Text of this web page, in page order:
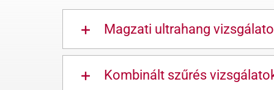
Magzati ultrahang
Kombinált szűrés